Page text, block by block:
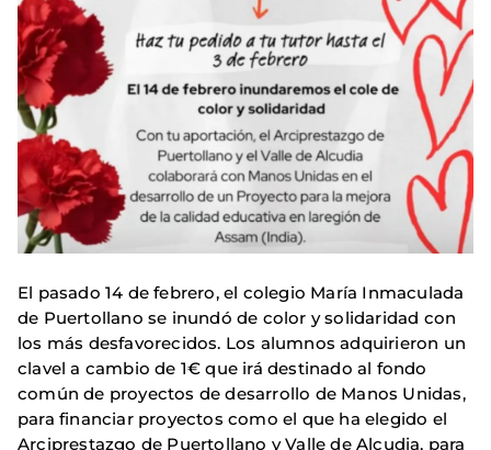
El pasado 14 de febrero, el colegio María Inmaculada
de Puertollano se inundó de color y solidaridad con
los más desfavorecidos. Los alumnos adquirieron un
clavel a cambio de 1€ que irá destinado al fondo
común de proyectos de desarrollo de Manos Unidas,
para financiar proyectos como el que ha elegido el
Arciprestazgo de Puertollano y Valle de Alcudia, para